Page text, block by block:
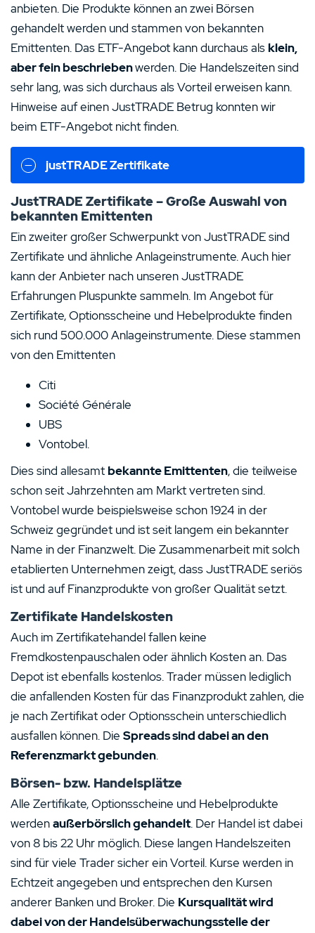
anbieten. Die Produkte können an zwei Börsen
gehandelt werden und stammen von bekannten
Emittenten. Das ETF-Angebot kann durchaus als klein,
aber fein beschriebenwerden. Die Handelszeiten sind
sehr lang, was sich durchaus als Vorteil erweisen kann.
Hinweise auf einen JustTRADE Betrug konnten wir
beim ETF-Angebot nicht finden.
justTRADE Zertifikate
JustTRADE Zertifikate – Große Auswahl von
bekannten Emittenten
Ein zweiter großer Schwerpunkt von JustTRADE sind
Zertifikate und ähnliche Anlageinstrumente. Auch hier
kann der Anbieter nach unseren JustTRADE
Erfahrungen Pluspunkte sammeln. Im Angebot für
Zertifikate, Optionsscheine und Hebelprodukte finden
sich rund 500.000 Anlageinstrumente. Diese stammen
von den Emittenten
Citi
Société Générale
UBS
Vontobel.
Dies sind allesamt bekannte Emittenten, die teilweise
schon seit Jahrzehnten am Markt vertreten sind.
Vontobel wurde beispielsweise schon 1924 in der
Schweiz gegründet und ist seit langem ein bekannter
Name in der Finanzwelt. Die Zusammenarbeit mit solch
etablierten Unternehmen zeigt, dass JustTRADE seriös
ist und auf Finanzprodukte von großer Qualität setzt.
Zertifikate Handelskosten
Auch im Zertifikatehandel fallen keine
Fremdkostenpauschalen oder ähnlich Kosten an. Das
Depot ist ebenfalls kostenlos. Trader müssen lediglich
die anfallenden Kosten für das Finanzprodukt zahlen, die
je nach Zertifikat oder Optionsschein unterschiedlich
ausfallen können. Die Spreads sind dabei an den
Referenzmarkt gebunden.
Börsen- bzw. Handelsplätze
Alle Zertifikate, Optionsscheine und Hebelprodukte
werdenaußerbörslich gehandelt. Der Handel ist dabei
von 8 bis 22 Uhr möglich. Diese langen Handelszeiten
sind für viele Trader sicher ein Vorteil. Kurse werden in
Echtzeit angegeben und entsprechen den Kursen
anderer Banken und Broker. Die Kursqualität wird
dabei von der Handelsüberwachungsstelle der